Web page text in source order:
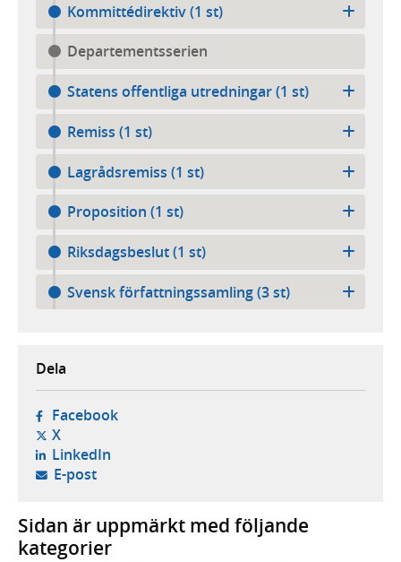
Kommittédirektiv (1 st)
Departementsserien
Statens offentliga utredningar (1 st)
Remiss (1 st)
Lagrådsremiss (1 st)
Proposition (1 st)
Riksdagsbeslut (1 st)
Svensk författningssamling (3 st)
Dela
Facebook- öppnas i ny flik, extern webbplats,
X- öppnas i ny flik, extern webbplats,
LinkedIn- öppnas i ny flik, extern webbplats,
E-post- öppnar din e-postklient,
Sidan är uppmärkt med följande
kategorier